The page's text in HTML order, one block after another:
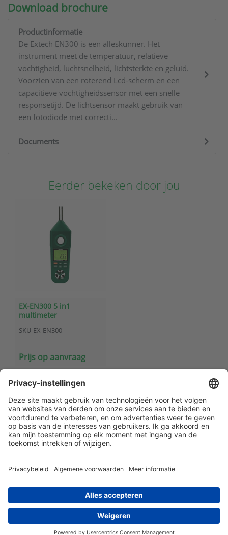
Download brochure
Productinformatie
De Extech EN300 is een alleskunner. Het
instrument meet de temperatuur, relatieve
vochtigheid, luchtsnelheid, lichtsterkte en geluid.
Voorzien van een roterend Lcd-scherm en een
capacitieve vochtigheidssensor met een snelle
responsetijd. De lichtsensor maakt gebruik van
een fotodiode met correcti...
Documents
Eerder bekeken door jou
EX-EN300 5 in1
multimeter
SKU EX-EN300
Prijs op aanvraag
Klantenservice
Contact met ATAL
Maandelijks op de hoogte blijven? Schrijf